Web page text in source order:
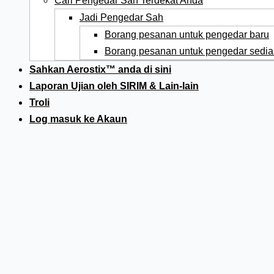
Jadi Pengedar Sah
Borang pesanan untuk pengedar baru
Borang pesanan untuk pengedar
Sahkan Aerostix™ anda di sini
Laporan Ujian oleh SIRIM & Lain-lain
Troli
Log masuk ke Akaun